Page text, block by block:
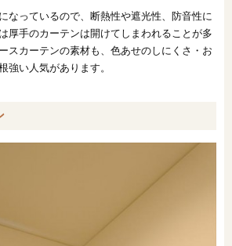
なっているので、断熱性や遮光性、防音性に
厚手のカーテンは開けてしまわれることが多
スカーテンの素材も、色あせのしにくさ・お
強い人気があります。